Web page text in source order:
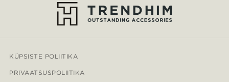
KÜPSISTE POLIITIKA
PRIVAATSUSPOLIITIKA